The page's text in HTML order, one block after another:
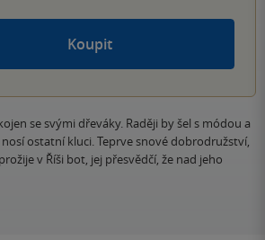
Koupit
se svými dřeváky. Raději by šel s módou a
ostatní kluci. Teprve snové dobrodružství,
v Říši bot, jej přesvědčí, že nad jeho